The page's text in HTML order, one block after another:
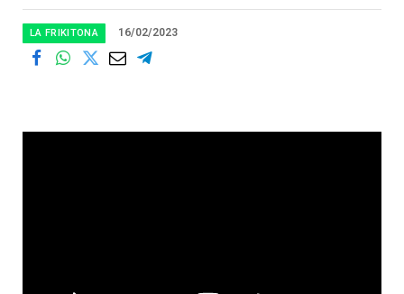
LA FRIKITONA 16/02/2023